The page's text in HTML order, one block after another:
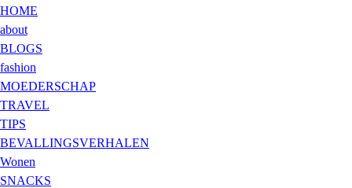
HOME
about
BLOGS
fashion
MOEDERSCHAP
TRAVEL
TIPS
BEVALLINGSVERHALEN
Wonen
SNACKS